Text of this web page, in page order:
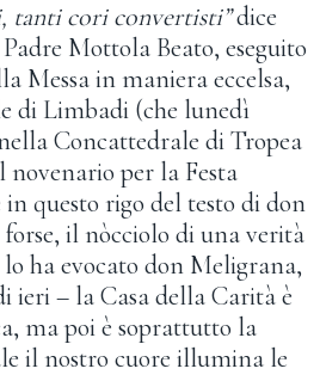
tanti cori convertisti”dice
Mottola Beato, eseguito
Messa in maniera eccelsa,
di Limbadi (che lunedì
Concattedrale di Tropea
novenario per la Festa
questo rigo del testo di don
forse, il nòcciolo di una verità
ha evocato don Meligrana,
ieri – la Casa della Carità è
ma poi è soprattutto la
il nostro cuore illumina le